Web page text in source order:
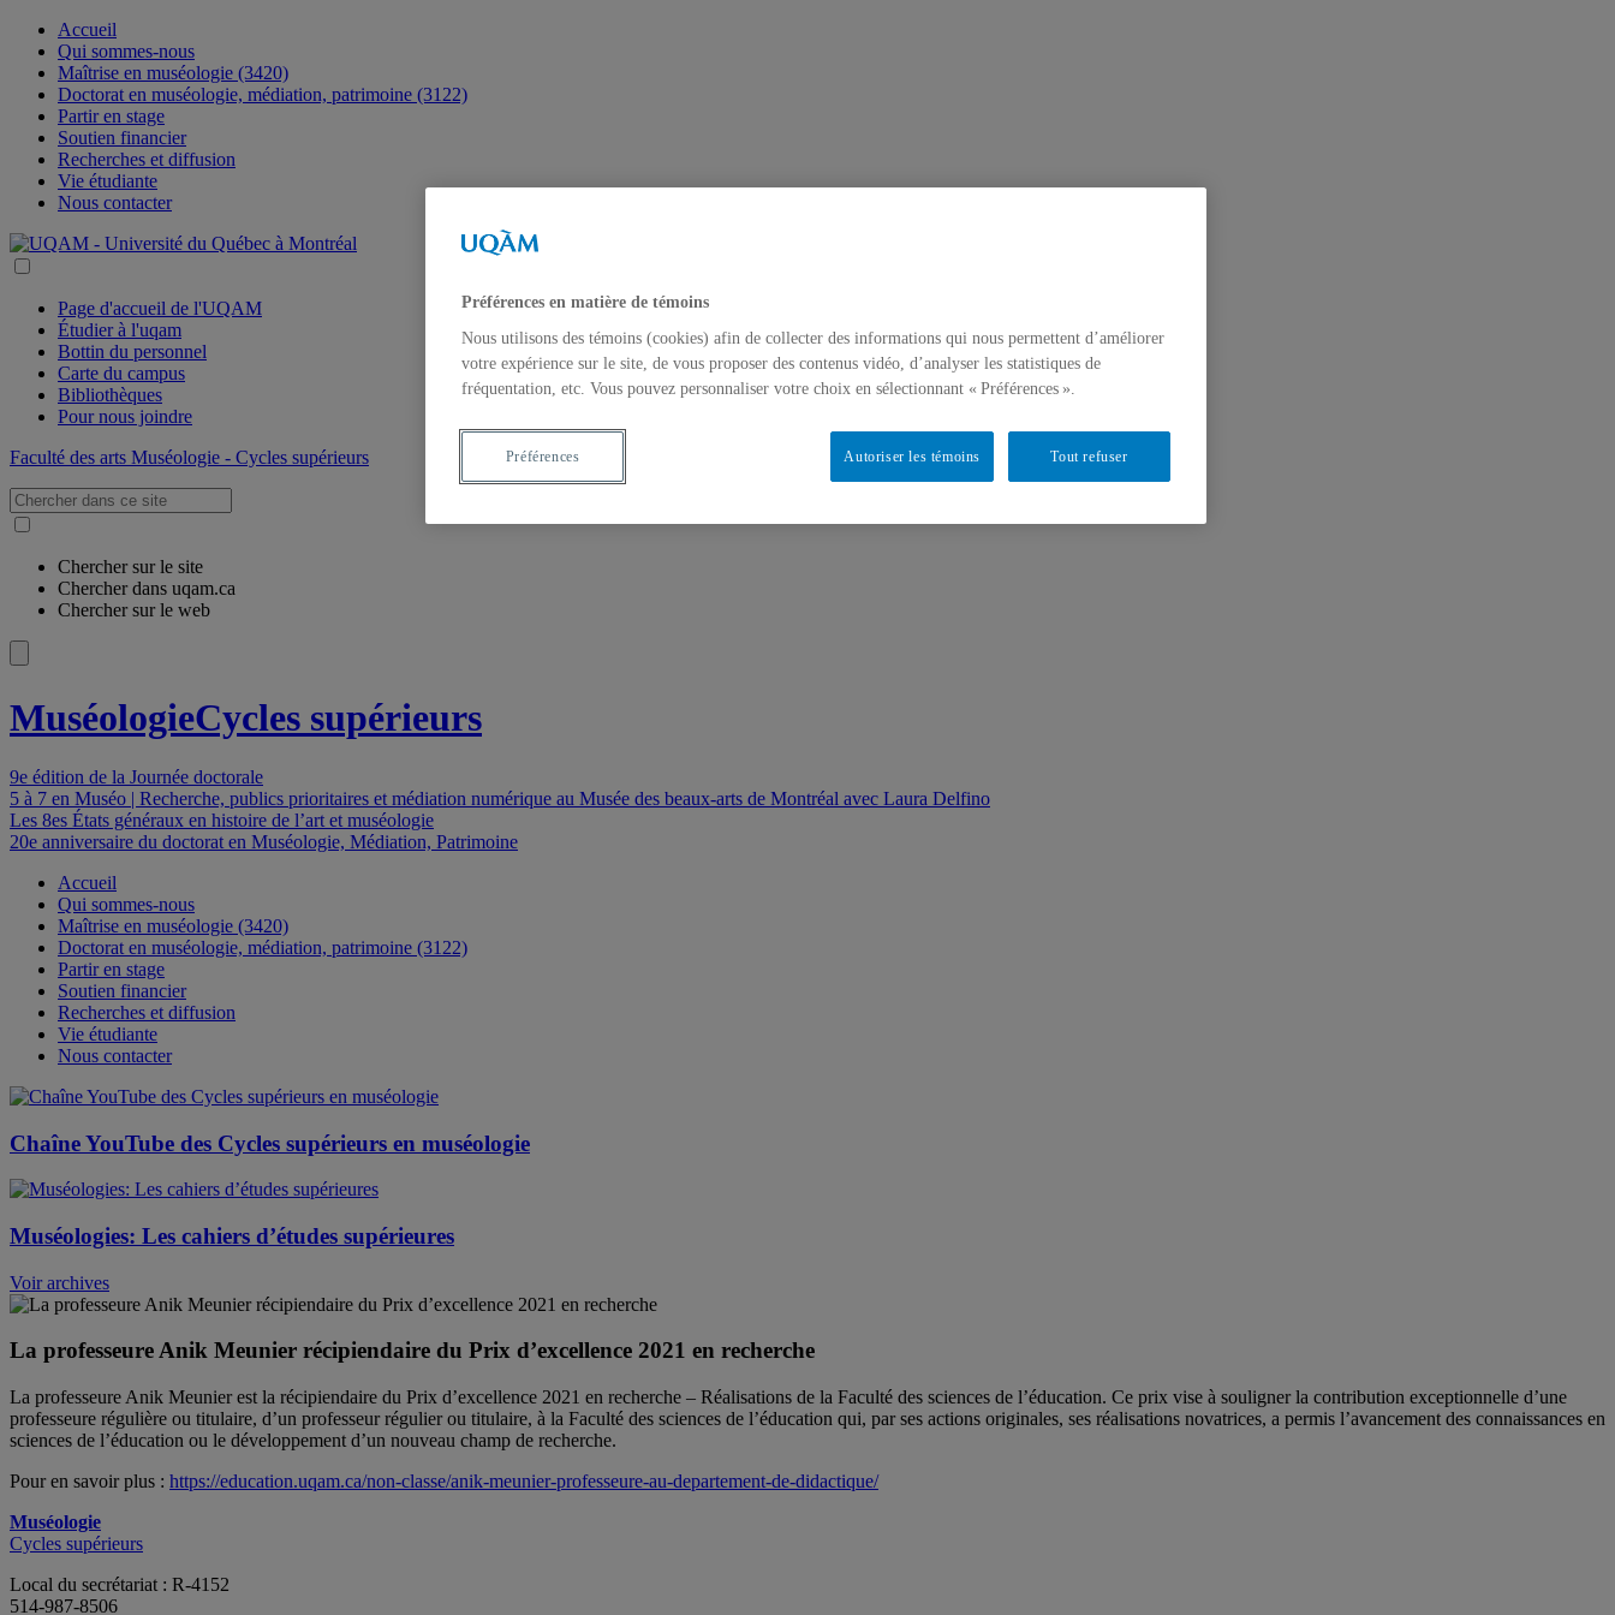
Accueil
Qui sommes-nous
Maîtrise en muséologie (3420)
Doctorat en muséologie, médiation, patrimoine (3122)
Partir en stage
Soutien financier
Recherches et diffusion
Vie étudiante
Nous contacter
Page d'accueil de l'UQAM
Étudier à l'uqam
Bottin du personnel
Carte du campus
Bibliothèques
Pour nous joindre
Faculté des arts Muséologie - Cycles supérieurs
Recherche:
Chercher sur le site
Chercher dans uqam.ca
Chercher sur le web
MuséologieCycles supérieurs
9e édition de la Journée doctorale
5 à 7 en Muséo | Recherche, publics prioritaires et médiation numérique au Musée des beaux-arts de Montréal avec Laura Delfino
Les 8es États généraux en histoire de l’art et muséologie
20e anniversaire du doctorat en Muséologie, Médiation, Patrimoine
Accueil
Qui sommes-nous
Maîtrise en muséologie (3420)
Doctorat en muséologie, médiation, patrimoine (3122)
Partir en stage
Soutien financier
Recherches et diffusion
Vie étudiante
Nous contacter
Chaîne YouTube des Cycles supérieurs en muséologie
Muséologies: Les cahiers d’études supérieures
Voir archives
La professeure Anik Meunier récipiendaire du Prix d’excellence 2021 en recherche
La professeure Anik Meunier est la récipiendaire du Prix d’excellence 2021 en recherche – Réalisations de la Faculté des sciences de l’éducation. Ce prix vise à souligner la contribution exceptionnelle d’une
professeure régulière ou titulaire, d’un professeur régulier ou titulaire, à la Faculté des sciences de l’éducation qui, par ses actions originales, ses réalisations novatrices, a permis l’avancement des connaissances en
sciences de l’éducation ou le développement d’un nouveau champ de recherche.
Pour en savoir plus : https://education.uqam.ca/non-classe/anik-meunier-professeure-au-departement-de-didactique/
Muséologie
Cycles supérieurs
Local du secrétariat : R-4152
514-987-8506
Préférences en matière de témoins
Nous utilisons des témoins (cookies) afin de collecter des informations qui nous permettent d’améliorer
votre expérience sur le site, de vous proposer des contenus vidéo, d’analyser les statistiques de
fréquentation, etc. Vous pouvez personnaliser votre choix en sélectionnant « Préférences ».
Tout refuser
Autoriser les témoins
Préférences